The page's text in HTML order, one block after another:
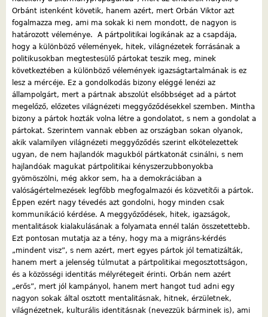
Orbánt istenként követik, hanem azért, mert Orbán Viktor azt
fogalmazza meg, ami ma sokak ki nem mondott, de nagyon is
határozott véleménye. A pártpolitikai logikának az a csapdája,
hogy a különböző vélemények, hitek, világnézetek forrásának a
politikusokban megtestesülő pártokat teszik meg, minek
következtében a különböző vélemények igazságtartalmának is ez
lesz a mércéje. Ez a gondolkodás bizony eléggé lenézi az
állampolgárt, mert a pártnak abszolút elsőbbséget ad a pártot
megelőző, előzetes világnézeti meggyőződésekkel szemben. Mintha
bizony a pártok hozták volna létre a gondolatot, s nem a gondolat a
pártokat. Szerintem vannak ebben az országban sokan olyanok,
akik valamilyen világnézeti meggyőződés szerint elkötelezettek
ugyan, de nem hajlandók magukból pártkatonát csinálni, s nem
hajlandóak magukat pártpolitikai kényszerzubbonyokba
gyömöszölni, még akkor sem, ha a demokráciában a
valóságértelmezések legfőbb megfogalmazói és közvetítői a pártok.
Éppen ezért nagy tévedés azt gondolni, hogy minden csak
kommunikáció kérdése. A meggyőződések, hitek, igazságok,
mentalitások kialakulásának a folyamata ennél talán összetettebb.
Ezt pontosan mutatja az a tény, hogy ma a migráns-kérdés
„mindent visz”, s nem azért, mert egyes pártok jól tematizálták,
hanem mert a jelenség túlmutat a pártpolitikai megosztottságon,
és a közösségi identitás mélyrétegeit érinti. Orbán nem azért
„erős”, mert jól kampányol, hanem mert hangot tud adni egy
nagyon sokak által osztott mentalitásnak, hitnek, érzületnek,
világnézetnek, kulturális identitásnak (nevezzük bárminek is), ami